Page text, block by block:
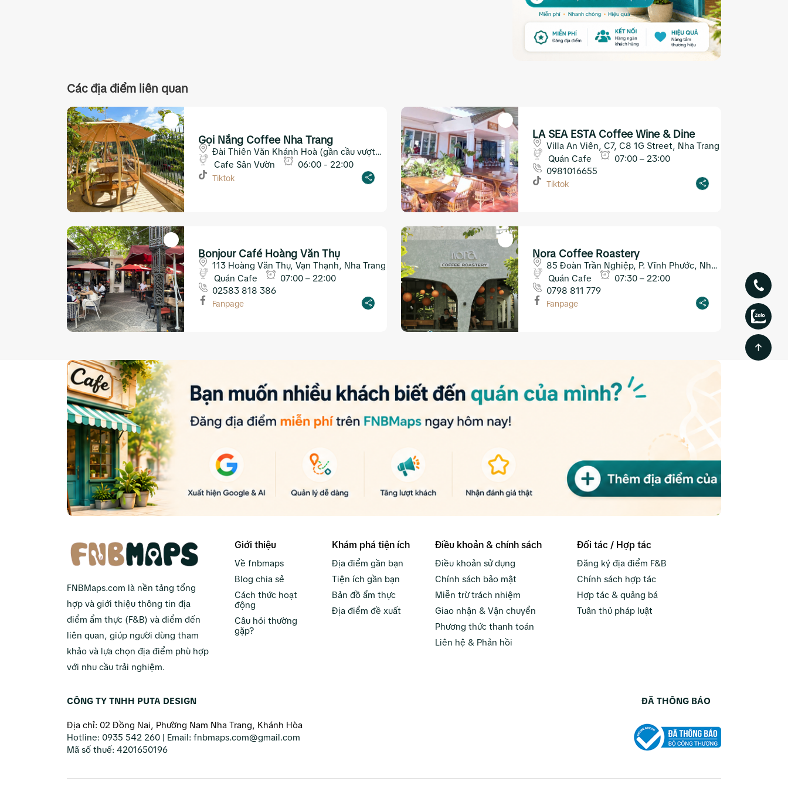
Các địa điểm liên quan
Gọi Nắng Coffee Nha Trang
Đài Thiên Văn Khánh Hoà (gần cầu vượt
dốc Đại Học Nha Trang)
Cafe Sân Vườn 06:00 - 22:00
Tiktok
LA SEA ESTA Coffee Wine & Dine
Villa An Viên, C7, C8 1G Street, Nha Trang
Quán Cafe
07:00 – 23:00
0981016655
Tiktok
Bonjour Café Hoàng Văn Thụ
113 Hoàng Văn Thụ, Vạn Thạnh, Nha Trang
Quán Cafe
07:00 – 22:00
02583 818 386
Fanpage
Nora Coffee Roastery
85 Đoàn Trần Nghiệp, P. Vĩnh Phước, Nha
Trang
Quán Cafe
07:30 – 22:00
0798 811 779
Fanpage
FNBMaps.com là nền tảng tổng
hợp và giới thiệu thông tin địa
điểm ẩm thực (F&B) và điểm đến
liên quan, giúp người dùng tham
khảo và lựa chọn địa điểm phù hợp
với nhu cầu trải nghiệm.
Giới thiệu
Về fnbmaps
Blog chia sẻ
Cách thức hoạt
động
Câu hỏi thường
gặp?
Khám phá tiện ích
Địa điểm gần bạn
Tiện ích gần bạn
Bản đồ ẩm thực
Địa điểm đề xuất
Điều khoản & chính sách
Điều khoản sử dụng
Chính sách bảo mật
Miễn trừ trách nhiệm
Giao nhận & Vận chuyển
Phương thức thanh toán
Liên hệ & Phản hồi
Đối tác / Hợp tác
Đăng ký địa điểm F&B
Chính sách hợp tác
Hợp tác & quảng bá
Tuân thủ pháp luật
CÔNG TY TNHH PUTA DESIGN
Địa chỉ: 02 Đồng Nai, Phường Nam Nha Trang, Khánh Hòa
Hotline: 0935 542 260 | Email: fnbmaps.com@gmail.com
Mã số thuế: 4201650196
ĐÃ THÔNG BÁO